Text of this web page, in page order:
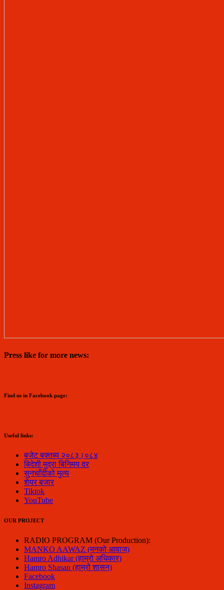
Press like for more news:
Find us in Facebook page:
Useful links:
बजेट बक्तब्य २०८३।०८४
बिदेशी मुद्रा बिनिमय दर
सुनचाँदीको मुल्य
शेयर बजार
Tiktok
YouTube
OUR PROJECT
RADIO PROGRAM (Our Production):
MANKO AAWAZ (मनको आवाज)
Hamro Adhikar (हाम्रो अधिकार)
Hamro Shasan (हाम्रो शासन)
Facebook
Instagram